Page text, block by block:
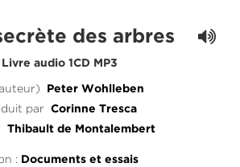
des arbres
Livre audio 1CD MP3
Peter Wohlleben
par Corinne Tresca
Thibault de Montalembert
: Documents et essais